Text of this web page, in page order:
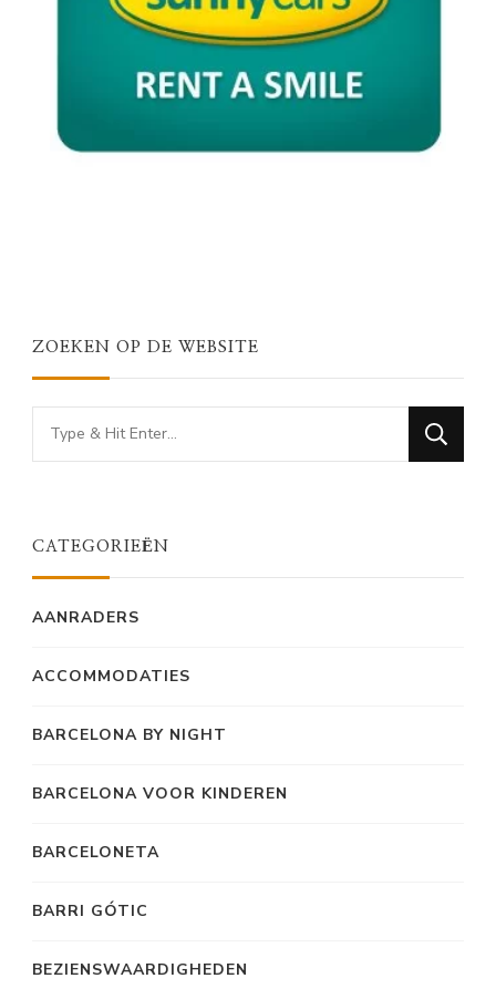
ZOEKEN OP DE WEBSITE
Looking
for
CATEGORIEËN
AANRADERS
ACCOMMODATIES
BARCELONA BY NIGHT
BARCELONA VOOR KINDEREN
BARCELONETA
BARRI GÓTIC
BEZIENSWAARDIGHEDEN